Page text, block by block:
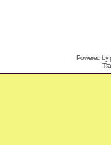
Powered by